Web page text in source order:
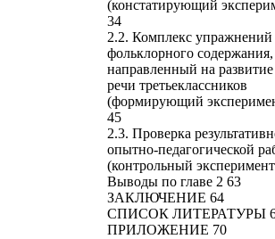
(констатирующий
34
2.2. Комплекс упражнений
фольклорного содержания,
направленный на развитие
речи третьеклассников
(формирующий
45
2.3. Проверка
опытно-педагогической
(контрольный
Выводы по главе 2 63
ЗАКЛЮЧЕНИЕ 64
СПИСОК ЛИТЕРАТУРЫ
ПРИЛОЖЕНИЕ 70